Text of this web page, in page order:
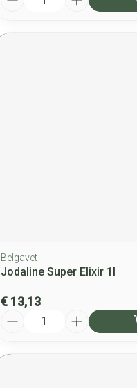
Belgavet
Jodaline Super Elixir 1l
€ 13,13